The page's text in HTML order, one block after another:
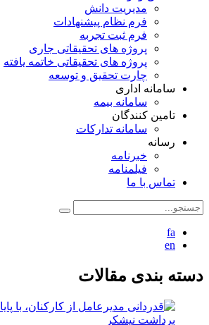
مدیریت دانش
فرم نظام پیشنهادات
فرم ثبت تجربه
پروژه های تحقیقاتی جاری
پروژه های تحقیقاتی خاتمه یافته
چارت تحقیق و توسعه
سامانه اداری
سامانه بیمه
تامین کنندگان
سامانه تدارکات
رسانه
خبرنامه
فیلمنامه
تماس با ما
fa
en
دسته بندی مقالات